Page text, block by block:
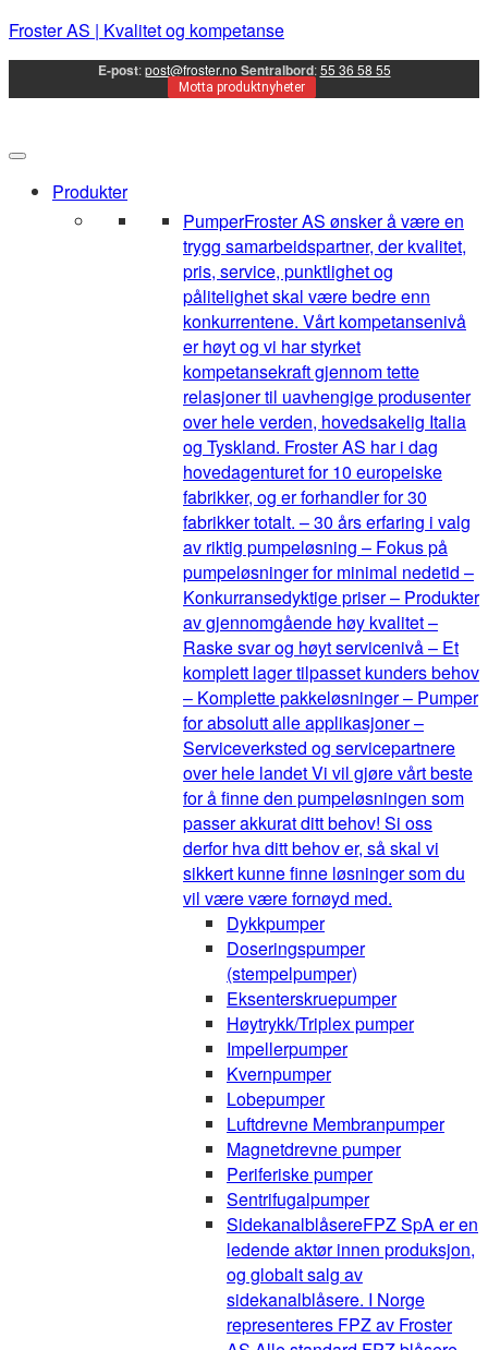
Froster AS | Kvalitet og kompetanse
E-post:post@froster.no Sentralbord:55 36 58 55
Motta produktnyheter
Produkter
PumperFroster AS ønsker å være en
trygg samarbeidspartner, der kvalitet,
pris, service, punktlighet og
pålitelighet skal være bedre enn
konkurrentene. Vårt kompetansenivå
er høyt og vi har styrket
kompetansekraft gjennom tette
relasjoner til uavhengige produsenter
over hele verden, hovedsakelig Italia
og Tyskland. Froster AS har i dag
hovedagenturet for 10 europeiske
fabrikker, og er forhandler for 30
fabrikker totalt. – 30 års erfaring i valg
av riktig pumpeløsning – Fokus på
pumpeløsninger for minimal nedetid –
Konkurransedyktige priser – Produkter
av gjennomgående høy kvalitet –
Raske svar og høyt servicenivå – Et
komplett lager tilpasset kunders behov
– Komplette pakkeløsninger – Pumper
for absolutt alle applikasjoner –
Serviceverksted og servicepartnere
over hele landet Vi vil gjøre vårt beste
for å finne den pumpeløsningen som
passer akkurat ditt behov! Si oss
derfor hva ditt behov er, så skal vi
sikkert kunne finne løsninger som du
vil være være fornøyd med.
Dykkpumper
Doseringspumper
(stempelpumper)
Eksenterskruepumper
Høytrykk/Triplex pumper
Impellerpumper
Kvernpumper
Lobepumper
Luftdrevne Membranpumper
Magnetdrevne pumper
Periferiske pumper
Sentrifugalpumper
SidekanalblåsereFPZ SpA er en
ledende aktør innen produksjon,
og globalt salg av
sidekanalblåsere. I Norge
representeres FPZ av Froster